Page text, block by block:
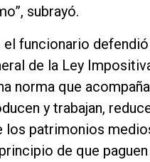
subrayó.
el funcionario
de la Ley
norma que
y trabajan,
los patrimonios
de que